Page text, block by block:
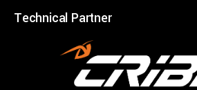
Technical Partner